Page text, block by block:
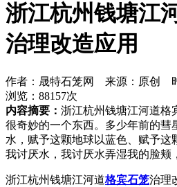
浙江杭州钱塘江
治理改造应用
作者：晟特石笼网 来源：原创
浏览：88157次
内容摘要： 浙江杭州钱塘江河道格
很奇妙的一个东西。多少年前的彗
水，赋予这颗地球以蓝色、赋予这
我讨厌水，我讨厌水弄湿我的脸颊
浙江杭州钱塘江河道格宾石笼治理